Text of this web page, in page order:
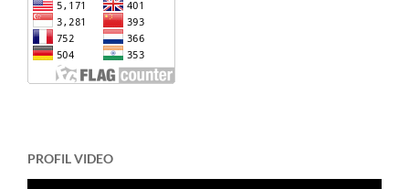
PROFIL VIDEO